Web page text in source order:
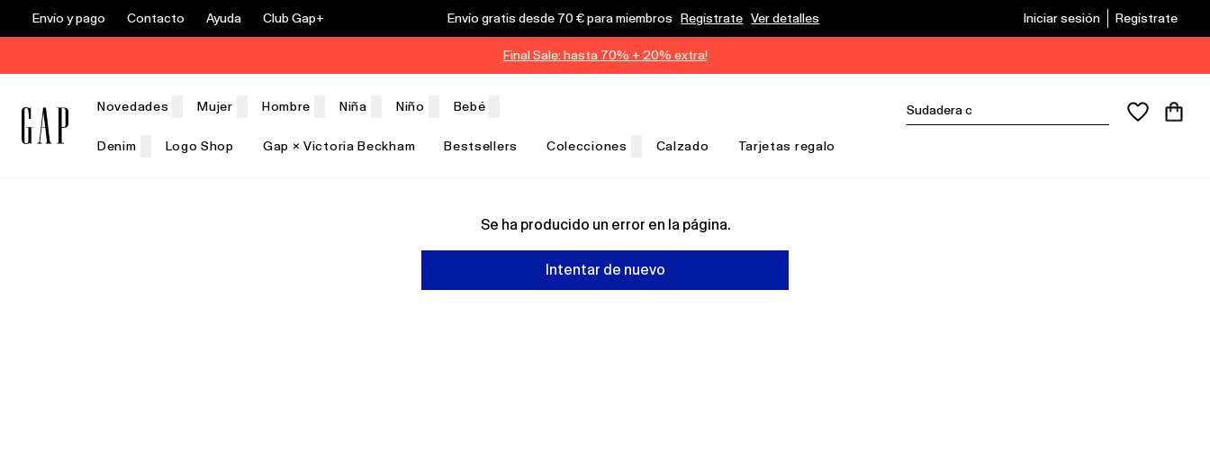
Envío y pago Contacto Ayuda Club Gap+ Envío gratis desde 70 € para miembrosRegístrate Ver detalles Iniciar sesión Regístrate
Final Sale: hasta 70% + 20% extra!
Novedades Mujer Hombre Niña Niño Bebé
Denim Logo Shop Gap × Victoria Beckham Bestsellers Colecciones Calzado Tarjetas regalo
Se ha producido un error en la página.
Intentar de nuevo